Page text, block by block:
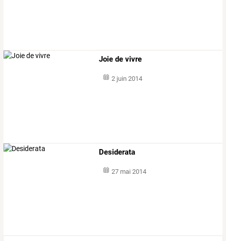
Joie de vivre
2 juin 2014
Desiderata
27 mai 2014